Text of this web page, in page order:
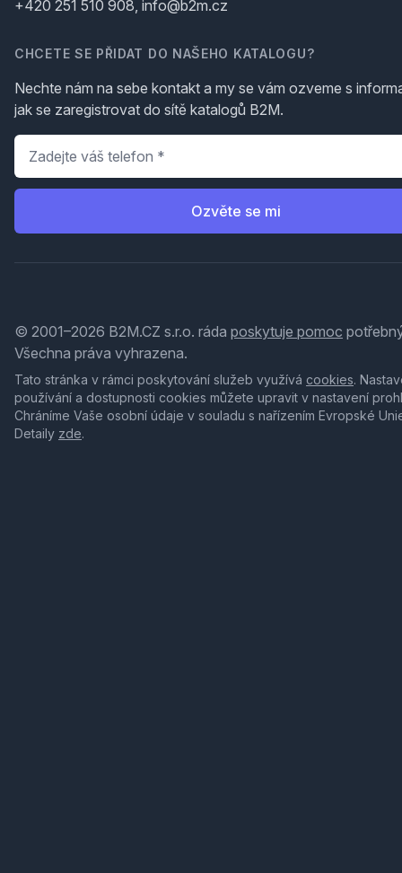
+420 251 510 908, info@b2m.cz
CHCETE SE PŘIDAT DO NAŠEHO KATALOGU?
Nechte nám na sebe kontakt a my se vám ozveme s
jak se zaregistrovat do sítě katalogů B2M.
Telefon
Ozvěte se mi
© 2001–2026 B2M.CZ s.r.o. ráda poskytuje pomoc
Všechna práva vyhrazena.
Tato stránka v rámci poskytování služeb využívá cookies.
používání a dostupnosti cookies můžete upravit v nastavení
Chráníme Vaše osobní údaje v souladu s nařízením Evropské
Detaily zde.